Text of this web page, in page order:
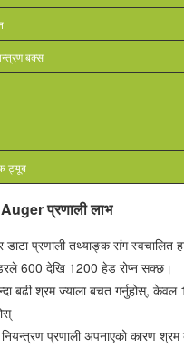
बक्स
ट्यूब
Auger प्रणाली लाभ
डाटा प्रणाली तथ्याङ्क संग स्वचालित
600 देखि 1200 हेड रोप्न सक्छ।
बढी श्रम ज्याला बचत गर्नुहोस्,
प्रणाली अपनाएको कारण